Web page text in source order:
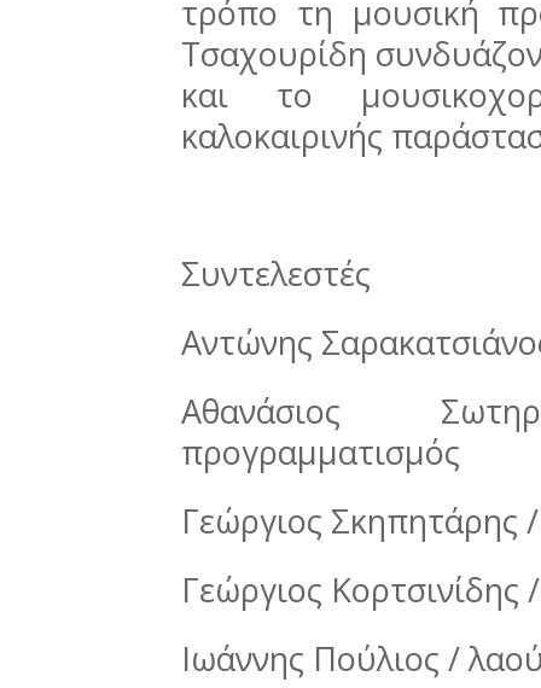
τρόπο τη μουσική
Τσαχουρίδη
και το
καλοκαιρινής
Συντελεστές
Αντώνης
Αθανάσιος
προγραμματισμός
Γεώργιος Σκηπητάρης
Γεώργιος
Ιωάννης Πούλιος /